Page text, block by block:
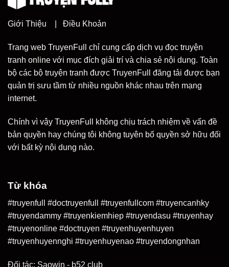
Giới Thiệu Điều Khoản
Trang web TruyenFull chỉ cung cấp dịch vụ đọc truyện
tranh online với mục đích giải trí và chia sẻ nội dung. Toàn
bộ các bộ truyện tranh được TruyenFull đăng tải được bạn
quản trị sưu tầm từ nhiều nguồn khác nhau trên mạng
internet.
Chính vì vậy TruyenFull không chịu trách nhiệm về vấn đề
bản quyền hay chúng tôi không tuyên bố quyền sở hữu đối
với bất kỳ nội dung nào.
Từ khóa
#truyenfull #doctruyenfull #truyenfullcom #truyencanhky
#truyendammy #truyenkiemhiep #truyendasu #truyenhay
#truyenonline #doctruyen #truyenhuyenhuyen
#truyenhuyennghi #truyenhuyenao #truyendongnhan
Đối tác: Saowin - b52 club